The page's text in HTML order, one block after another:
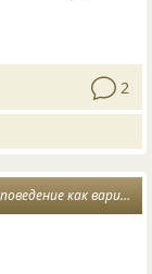
2
поведение как вариант